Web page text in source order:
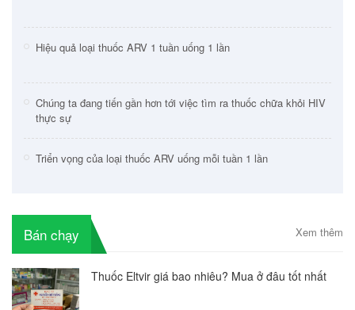
Hiệu quả loại thuốc ARV 1 tuần uống 1 lần
Chúng ta đang tiến gần hơn tới việc tìm ra thuốc chữa khỏi HIV
thực sự
Triển vọng của loại thuốc ARV uống mỗi tuần 1 lần
Bán chạy Xem thêm
Thuốc Eltvir giá bao nhiêu? Mua ở đâu tốt nhất